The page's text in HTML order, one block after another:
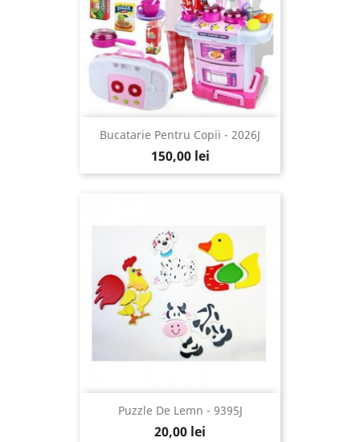
Bucatarie Pentru Copii - 2026J
150,00 lei
Puzzle De Lemn - 9395J
20,00 lei